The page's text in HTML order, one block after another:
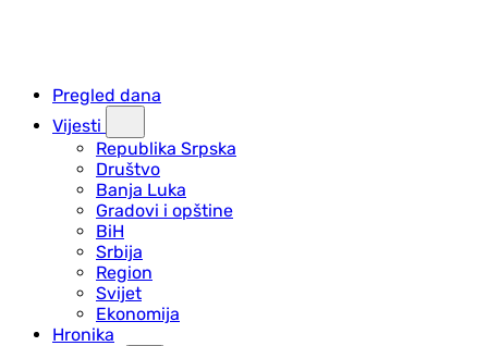
Pregled dana
Vijesti
Republika Srpska
Društvo
Banja Luka
Gradovi i opštine
BiH
Srbija
Region
Svijet
Ekonomija
Hronika